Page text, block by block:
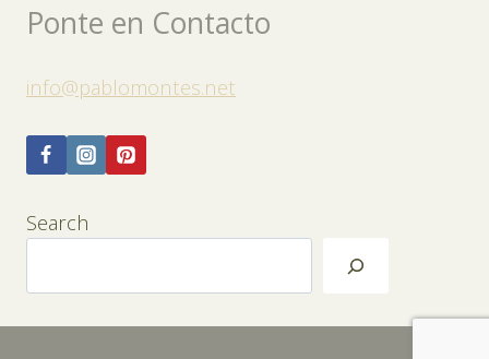
TINTA
DIBUJO
Ponte en Contacto
info@pablomontes.net
Search